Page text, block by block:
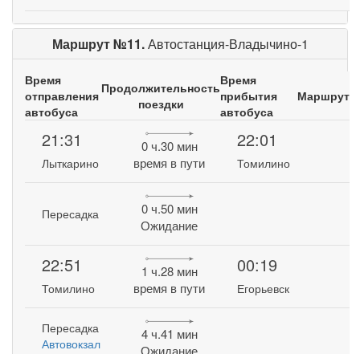
Маршрут №11.Автостанция-Владычино-1
Время
отправления
автобуса
Продолжительность
поездки
Время
прибытия
автобуса
Маршрут
21:31
Лыткарино
0 ч.30 мин
время в пути
22:01
Томилино
Пересадка
0 ч.50 мин
Ожидание
22:51
Томилино
1 ч.28 мин
время в пути
00:19
Егорьевск
Пересадка
Автовокзал
4 ч.41 мин
Ожидание